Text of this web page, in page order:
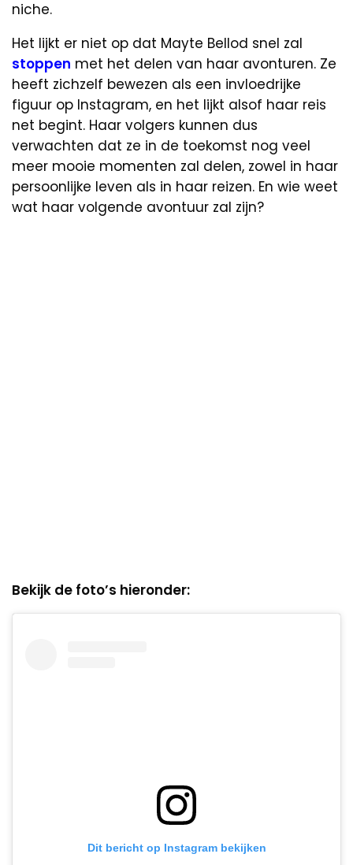
niche.
Het lijkt er niet op dat Mayte Bellod snel zal
stoppen met het delen van haar avonturen. Ze
heeft zichzelf bewezen als een invloedrijke
figuur op Instagram, en het lijkt alsof haar reis
net begint. Haar volgers kunnen dus
verwachten dat ze in de toekomst nog veel
meer mooie momenten zal delen, zowel in haar
persoonlijke leven als in haar reizen. En wie weet
wat haar volgende avontuur zal zijn?
Bekijk de foto’s hieronder:
Dit bericht op Instagram bekijken